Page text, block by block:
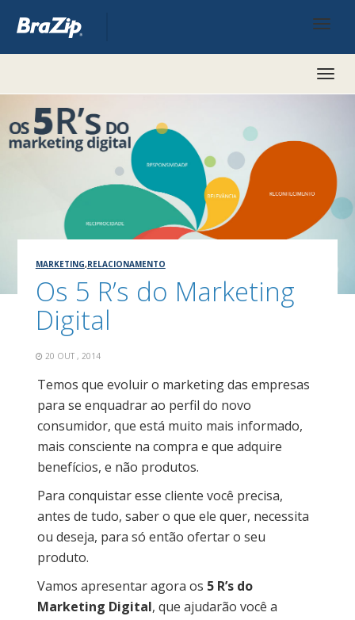
MARKETING,RELACIONAMENTO
Os 5 R’s do Marketing
Digital
20 OUT , 2014
Temos que evoluir o marketing das empresas
para se enquadrar ao perfil do novo
consumidor, que está muito mais informado,
mais consciente na compra e que adquire
benefícios, e não produtos.
Para conquistar esse cliente você precisa,
antes de tudo, saber o que ele quer, necessita
ou deseja, para só então ofertar o seu
produto.
Vamos apresentar agora os 5 R’s do
Marketing Digital, que ajudarão você a